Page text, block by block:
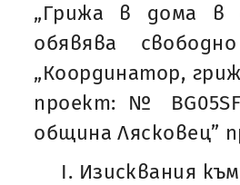
„Грижа в дома в
обявява
„Координатор,
проект: №
община Лясковец”
I. Изисквания